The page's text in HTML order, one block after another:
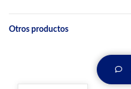
Otros productos